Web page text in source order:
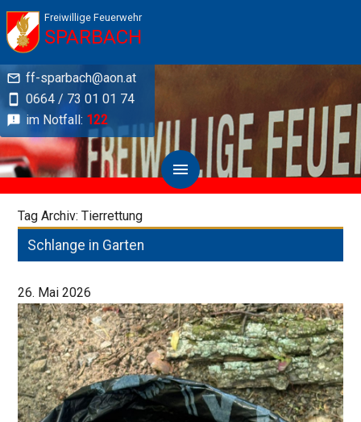
Freiwillige Feuerwehr
SPARBACH
ff-sparbach@aon.at
0664 / 73 01 01 74
im Notfall: 122
Tag Archiv: Tierrettung
Schlange in Garten
26. Mai 2026